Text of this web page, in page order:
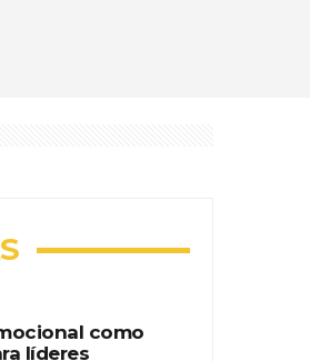
digital
de
como
líderes